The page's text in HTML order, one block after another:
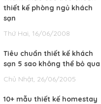
thiết kế phòng ngủ khách
sạn
Thứ Hai, 16/06/2008
Tiêu chuẩn thiết kế khách
sạn 5 sao không thể bỏ qua
Chủ Nhật, 26/06/2005
10+ mẫu thiết kế homestay